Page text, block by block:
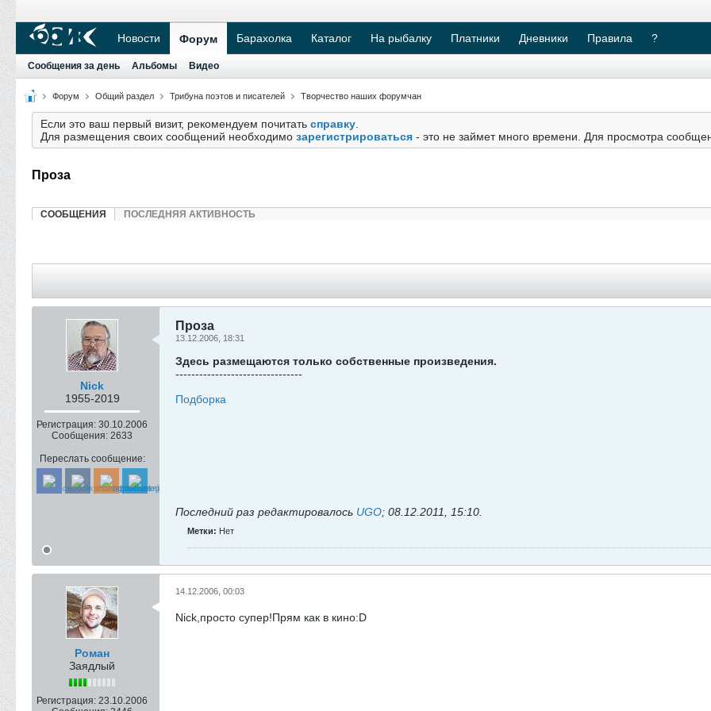
Новости Форум Барахолка Каталог На рыбалку Платники Дневники Правила ?
Сообщения за день Альбомы Видео
Форум Общий раздел Трибуна поэтов и писателей Творчество наших форумчан
Если это ваш первый визит, рекомендуем почитать справку
Для размещения своих сообщений необходимо зарегистрироваться - это не займет много времени. Для просмотра
Проза
СООБЩЕНИЯ ПОСЛЕДНЯЯ АКТИВНОСТЬ
Nick
1955-2019
Регистрация: 30.10.2006
Сообщения: 2633
Переслать сообщение:
Проза
13.12.2006, 18:31
Здесь размещаются только собственные произведения.
--------------------------------
Подборка
Последний раз редактировалось UGO; 08.12.2011, 15:10
Метки: Нет
Роман
Заядлый
Регистрация: 23.10.2006
14.12.2006, 00:03
Nick,просто супер!Прям как в кино:D